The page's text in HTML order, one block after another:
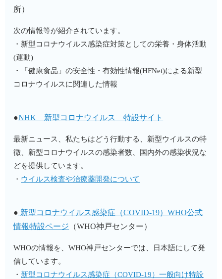
所）
次の情報等が紹介されています。
・新型コロナウイルス感染症対策としての栄養・身体活動
(運動)
・「健康食品」の安全性・有効性情報(HFNet)による新型
コロナウイルスに関連した情報
●NHK 新型コロナウイルス 特設サイト
最新ニュース、私たちはどう行動する、新型ウイルスの特
徴、新型コロナウイルスの感染者数、国内外の感染状況な
どを提供しています。
・ ウイルス検査や治療薬開発について
● 新型コロナウイルス感染症（COVID-19）WHO公式
情報特設ページ （WHO神戸センター）
WHOの情報を、WHO神戸センターでは、日本語にして発
信しています。
・ 新型コロナウイルス感染症（COVID-19）一般向け特設